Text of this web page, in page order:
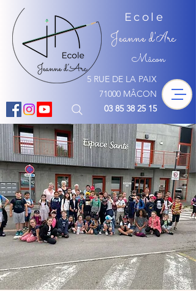
5 RUE DE LA PAIX
71000 MÂCON
03 85 38 25 15
Ecole
Jeanne d'Arc
Mâcon